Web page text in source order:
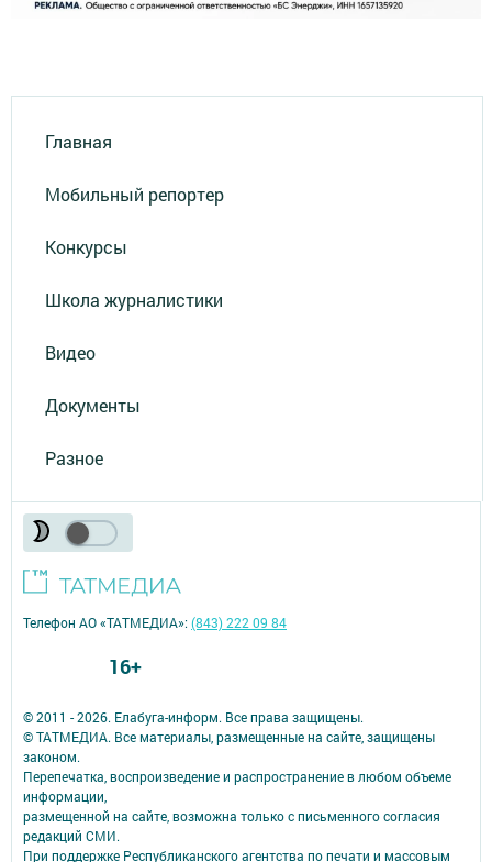
Главная
Мобильный репортер
Конкурсы
Школа журналистики
Видео
Документы
Разное
© 2011 - 2026. Елабуга-информ. Все права защищены.
© ТАТМЕДИА. Все материалы, размещенные на сайте, защищены
законом.
Перепечатка, воспроизведение и распространение в любом объеме
информации,
размещенной на сайте, возможна только с письменного согласия
редакций СМИ.
При поддержке Республиканского агентства по печати и массовым
Телефон АО «ТАТМЕДИА»:(843) 222 09 84
16+